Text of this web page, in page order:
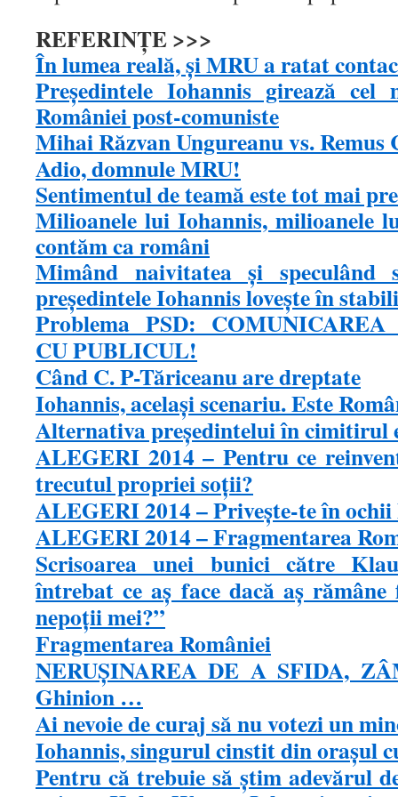
REFERINȚE >>>
În lumea reală, și MRU a ratat
Președintele Iohannis girează
României post-comuniste
Mihai Răzvan Ungureanu vs. Remus
Adio, domnule MRU!
Sentimentul de teamă este tot mai
Milioanele lui Iohannis, milioanele
contăm ca români
Mimând naivitatea şi speculând
preşedintele Iohannis loveşte în
Problema PSD:
CU PUBLICUL!
Când C. P-Tăriceanu are dreptate
Iohannis, acelaşi scenariu. Este
Alternativa preşedintelui în cimitirul
ALEGERI 2014 – Pentru ce
trecutul propriei soții?
ALEGERI 2014 – Privește-te în
ALEGERI 2014 – Fragmentarea
Scrisoarea unei bunici către
întrebat ce aş face dacă aş
nepoţii mei?”
Fragmentarea României
NERUȘINAREA DE A SFIDA,
Ghinion …
Ai nevoie de curaj să nu votezi un
Iohannis, singurul cinstit din orașul
Pentru că trebuie să știm adevărul